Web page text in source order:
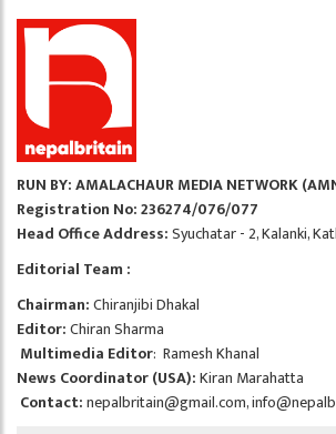
RUN BY: AMALACHAUR MEDIA NETWORK
Registration No: 236274/076/077
Head Office Address:Syuchatar - 2, Kalanki,
Editorial Team :
Chairman:Chiranjibi Dhakal
Editor:Chiran Sharma
Multimedia Editor: Ramesh Khanal
News Coordinator (USA):Kiran Marahatta
Contact:nepalbritain@gmail.com,